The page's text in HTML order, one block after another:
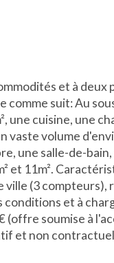
et à
suit: Au
une cuisine, une
volume
une salle-de-
et 11m².
(3 compteurs),
conditions et à
soumise à
et non